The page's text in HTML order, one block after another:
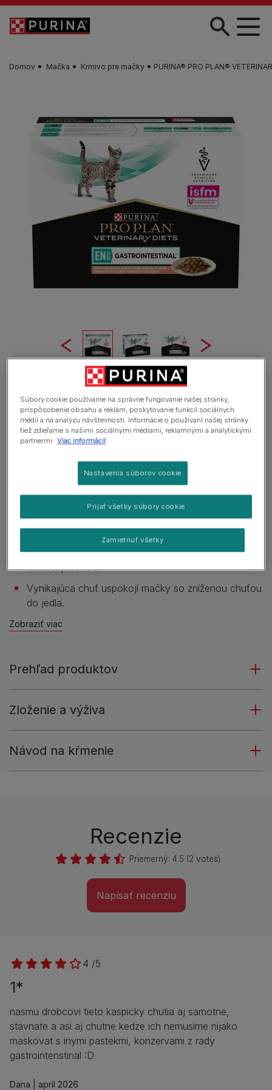
Skočiť na hlavný obsah
Domov Mačka Krmivo pre mačky PURINA® PRO PLAN®
PRO PLAN® VETERINARY DIETS pre mačky
PURINA® PRO PLAN® VETERINARY DIETS
EN St/Ox Gastrointestinal™ s lososom
Obsahuje ľahko stráviteľné zložky, ktoré pomáhajú
znižovať záťaž postihnutého čreva.
Pridaná nerozpustná vláknina pomáha regulovať
tráviaci prechod.
Vynikajúca chuť uspokojí mačky so zníženou chuťou
do jedla.
Zobraziť viac
Prehľad produktov
Zloženie a výživa
Návod na kŕmenie
Recenzie
Priemerný: 4.5 (2 votes)
Napísať recenziu
4 /5
1*
nasmu drobcovi tieto kaspicky chutia aj samotne,
stavnate a asi aj chutne kedze ich nemusime nijako
maskovat s inymi pastekmi, konzervami z rady
gastrointenstinal :D
Dana apríl 2026
Súbory cookie používame na správne fungovanie našej stránky,
prispôsobenie obsahu a reklám, poskytovanie funkcií sociálnych
médií a na analýzu návštevnosti. Informácie o používaní našej stránky
tiež zdieľame s našimi sociálnymi médiami, reklamnými a analytickými
partnermi. Viac informácií
Nastavenia súborov cookie
Zamietnuť všetky
Prijať všetky súbory cookie